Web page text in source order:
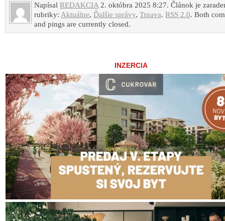
Napísal REDAKCIA2. októbra 2025 8:27. Článok je
rubriky: Aktuálne, Ďalšie správy, Trnava. RSS 2.0. Both
and pings are currently closed.
INZERCIA